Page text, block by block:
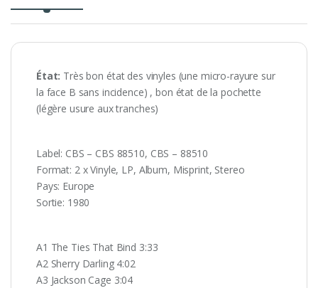
État: Très bon état des vinyles (une micro-rayure sur
la face B sans incidence) , bon état de la pochette
(légère usure aux tranches)
Label: CBS – CBS 88510, CBS – 88510
Format: 2 x Vinyle, LP, Album, Misprint, Stereo
Pays: Europe
Sortie: 1980
A1 The Ties That Bind 3:33
A2 Sherry Darling 4:02
A3 Jackson Cage 3:04